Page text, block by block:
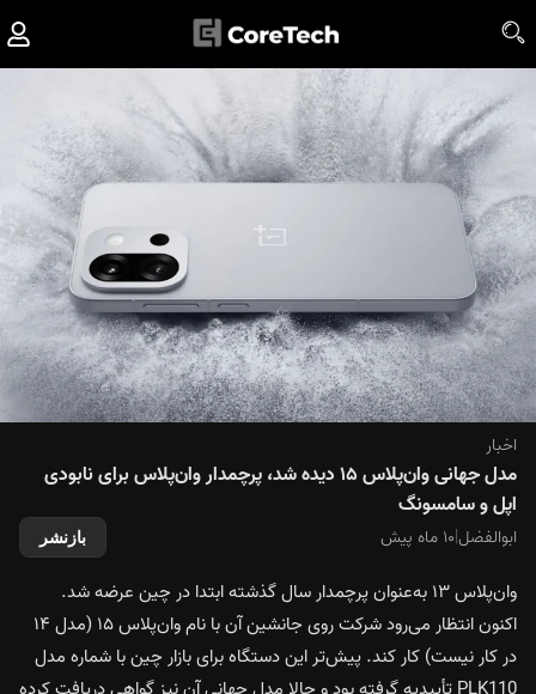
اخبار
مدل جهانی وان‌پلاس ۱۵ دیده شد، پرچمدار وان‌پلاس برای نابودی
اپل و سامسونگ
ابوالفضل|۱۰ ماه پیش بازنشر
وان‌پلاس ۱۳ به‌عنوان پرچمدار سال گذشته ابتدا در چین عرضه شد.
اکنون انتظار می‌رود شرکت روی جانشین آن با نام وان‌پلاس ۱۵ (مدل ۱۴
در کار نیست) کار کند. پیش‌تر این دستگاه برای بازار چین با شماره مدل